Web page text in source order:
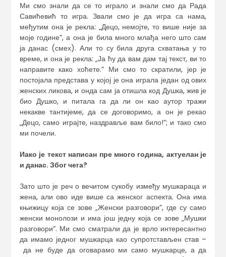
Ми смо знали да се то играло и знали смо да Рада
Савићевић то игра. Звали смо је да игра са нама,
међутим она је рекла: „Децо, немојте, то више није за
моје године”, а она је била много млађа него што сам
ја данас (смех). Али то су била друга схватања у то
време, и она је рекла: „Ја ћу да вам дам тај текст, ви то
направите како хоћете.” Ми смо то скратили, јер је
постојала представа у којој је она играла један од ових
женских ликова, и онда сам ја отишла код Душка, жив је
био Душко, и питала га да ли он као аутор тражи
некакве тантијеме, да се договоримо, а он је рекао
„Децо, само играјте, наздравље вам било!”; и тако смо
ми почели.
Иако је текст написан пре много година, актуелан је
и данас. Због чега?
Зато што је реч о вечитом сукобу између мушкараца и
жена, али ово иде више са женског аспекта. Она има
књижицу која се зове „Женски разговори”, где су само
женски монолози и има још једну која се зове „Мушки
разговори”. Ми смо сматрали да је врло интересантно
да имамо једног мушкарца као супротстављен став –
да не буде да оговарамо ми само мушкарце, а да